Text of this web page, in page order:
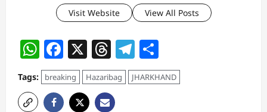
Visit Website View All Posts
WhatsApp
Facebook
X Threads
Telegram
Tags: breaking Hazaribag JHARKHAND